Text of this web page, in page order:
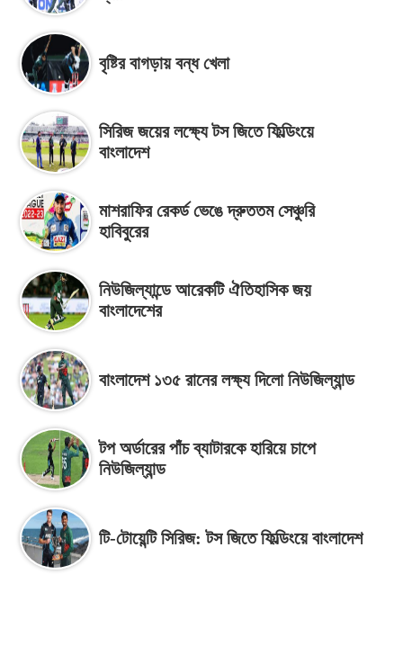
বৃষ্টির বাগড়ায় বন্ধ খেলা
সিরিজ জয়ের লক্ষ্যে টস জিতে ফিল্ডিংয়ে
বাংলাদেশ
মাশরাফির রেকর্ড ভেঙে দ্রুততম সেঞ্চুরি
হাবিবুরের
নিউজিল্যান্ডে আরেকটি ঐতিহাসিক জয়
বাংলাদেশের
বাংলাদেশ ১৩৫ রানের লক্ষ্য দিলো নিউজিল্যান্ড
টপ অর্ডারের পাঁচ ব্যাটারকে হারিয়ে চাপে
নিউজিল্যান্ড
টি-টোয়েন্টি সিরিজ: টস জিতে ফিল্ডিংয়ে বাংলাদেশ